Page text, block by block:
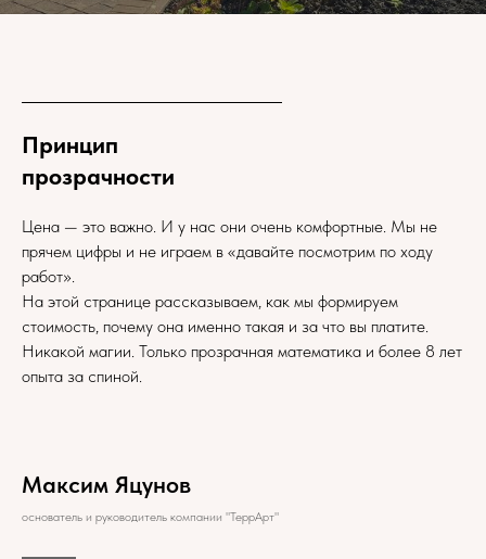
Принцип
прозрачности
Цена — это важно. И у нас они очень комфортные. Мы не
прячем цифры и не играем в «давайте посмотрим по ходу
работ».
На этой странице рассказываем, как мы формируем
стоимость, почему она именно такая и за что вы платите.
Никакой магии. Только прозрачная математика и более 8 лет
опыта за спиной.
Максим Яцунов
основатель и руководитель компании "ТеррАрт"